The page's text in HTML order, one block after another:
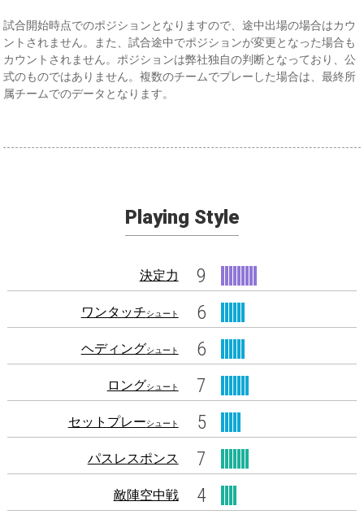
試合開始時点でのポジションとなりますので、途中出場の場合はカウ
ントされません。また、試合途中でポジションが変更となった場合も
カウントされません。ポジションは弊社独自の判断となっており、公
式のものではありません。複数のチームでプレーした場合は、最終所
属チームでのデータとなります。
Playing Style
決定力 9
ワンタッチシュート 6
ヘディングシュート 6
ロングシュート 7
セットプレーシュート 5
パスレスポンス 7
敵陣空中戦 4